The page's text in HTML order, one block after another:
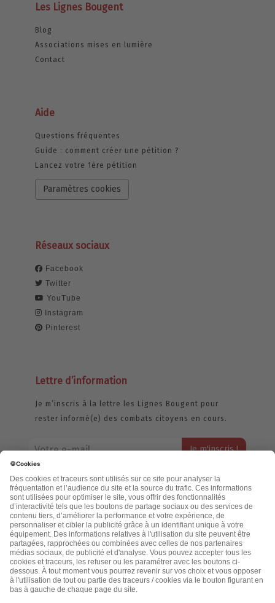
Les Lignes Bougent
Blog
Associations mises en lumière
Contact
Aide
Questions fréquentes
Guide : comment créer une pétition ?
Lancez votre 1ère pétition
Paramètres cookies
Réseaux sociaux
Facebook
Twitter
YouTube
Instagram
Pinterest
Lettre d’information
Je m’inscris à la lettre les Lignes Bougent pour
rester informé(e) des combats citoyens en cours.
jamais échangée. Pour consulter notre politique de confidentialité,
cliquez ici.
Accueil
Politique de confidentialité
Cookies